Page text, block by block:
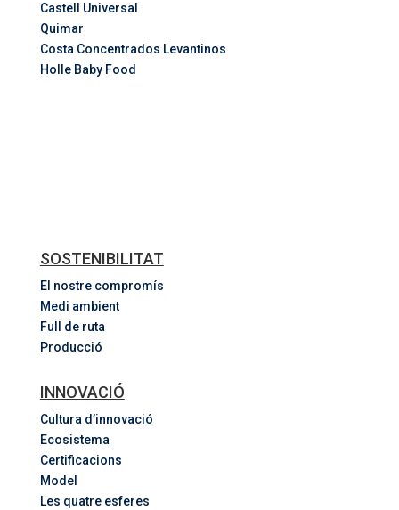
Castell Universal
Quimar
Costa Concentrados Levantinos
Holle Baby Food
SOSTENIBILITAT
El nostre compromís
Medi ambient
Full de ruta
Producció
INNOVACIÓ
Cultura d’innovació
Ecosistema
Certificacions
Model
Les quatre esferes